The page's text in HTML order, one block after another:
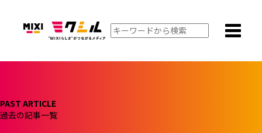
PAST ARTICLE
過去の記事一覧